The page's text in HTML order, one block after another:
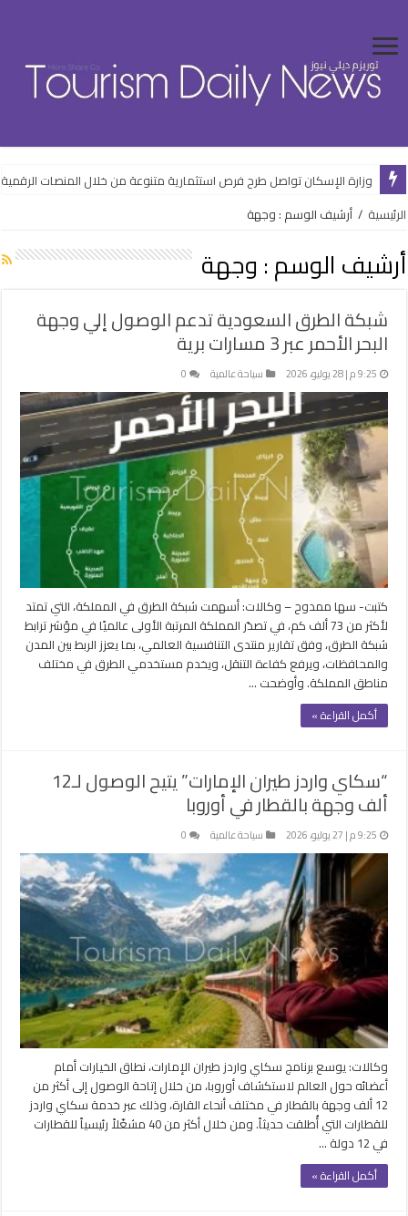
وزارة الإسكان تواصل طرح فرص استثمارية متنوعة من خلال المنصات الرقمية
الرقابة المالية تعدل ضوابط “التخصيم” والتأجير التمويلي بالعملة الأجنبية
الرئيسية / أرشيف الوسم : وجهة
أرشيف الوسم : وجهة
شبكة الطرق السعودية تدعم الوصول إلي وجهة
البحر الأحمر عبر 3 مسارات برية
9:25 م | 28 يوليو، 2026 سياحة عالمية 0
كتبت- سها ممدوح – وكالات: أسهمت شبكة الطرق في المملكة، التي تمتد
لأكثر من 73 ألف كم، في تصدّر المملكة المرتبة الأولى عالميًا في مؤشر ترابط
شبكة الطرق، وفق تقارير منتدى التنافسية العالمي، بما يعزز الربط بين المدن
والمحافظات، ويرفع كفاءة التنقل، ويخدم مستخدمي الطرق في مختلف
مناطق المملكة. وأوضحت …
أكمل القراءة »
“سكاي واردز طيران الإمارات” يتيح الوصول لـ12
ألف وجهة بالقطار في أوروبا
9:25 م | 27 يوليو، 2026 سياحة عالمية 0
وكالات: يوسع برنامج سكاي واردز طيران الإمارات، نطاق الخيارات أمام
أعضائه حول العالم لاستكشاف أوروبا، من خلال إتاحة الوصول إلى أكثر من
12 ألف وجهة بالقطار في مختلف أنحاء القارة، وذلك عبر خدمة سكاي واردز
للقطارات التي أُطلقت حديثاً. ومن خلال أكثر من 40 مشغّلاً رئيسياً للقطارات
في 12 دولة …
أكمل القراءة »